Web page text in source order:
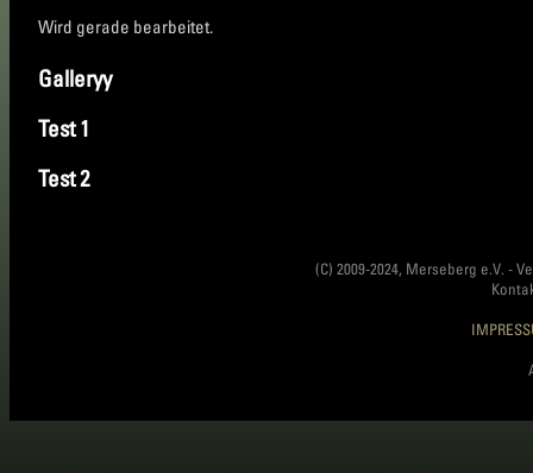
Wird gerade bearbeitet.
Galleryy
Test 1
Test 2
(C) 2009-2024, Merseberg e.V. -